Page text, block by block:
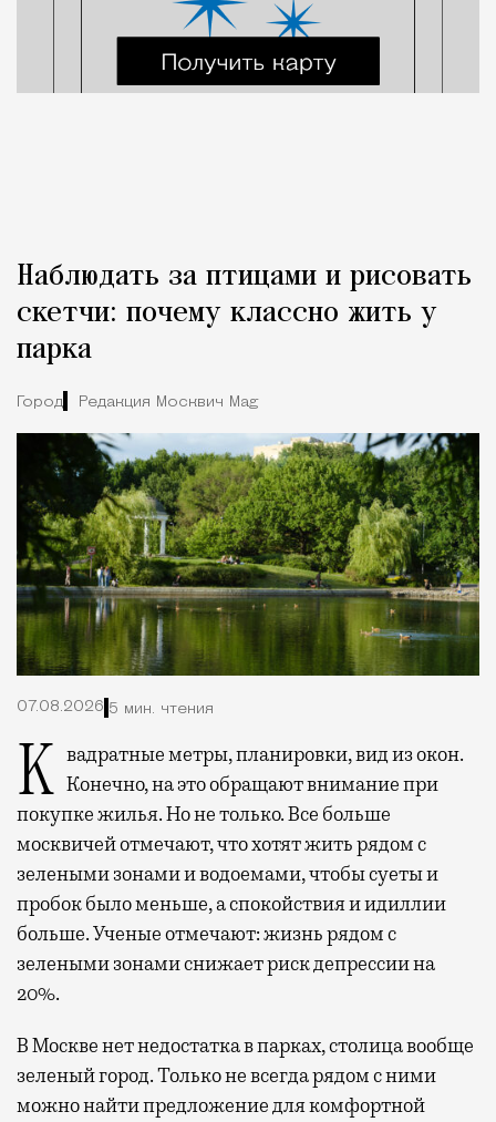
Наблюдать за птицами и рисовать
скетчи: почему классно жить у
парка
Город Редакция Москвич Mag
07.08.2026 5 мин. чтения
Квадратные метры, планировки, вид из окон. Конечно, на это обращают внимание при
покупке жилья. Но не только. Все больше
москвичей отмечают, что хотят жить рядом с
зелеными зонами и водоемами, чтобы суеты и
пробок было меньше, а спокойствия и идиллии
больше. Ученые отмечают: жизнь рядом с
зелеными зонами снижает риск депрессии на
20%.
В Москве нет недостатка в парках, столица вообще
зеленый город. Только не всегда рядом с ними
можно найти предложение для комфортной